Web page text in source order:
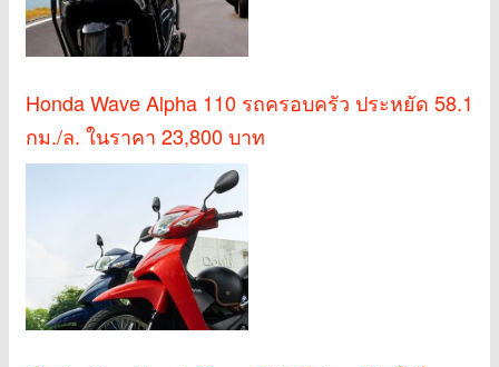
Honda Wave Alpha 110 รถครอบครัว ประหยัด 58.1
กม./ล. ในราคา 23,800 บาท